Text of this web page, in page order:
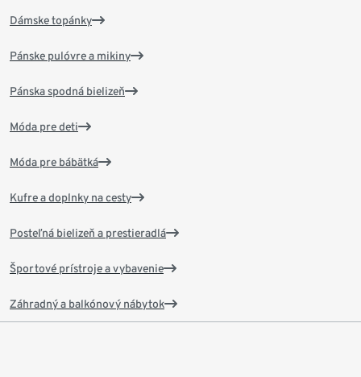
Dámske topánky
Pánske pulóvre a mikiny
Pánska spodná bielizeň
Móda pre deti
Móda pre bábätká
Kufre a doplnky na cesty
Posteľná bielizeň a prestieradlá
Športové prístroje a vybavenie
Záhradný a balkónový nábytok